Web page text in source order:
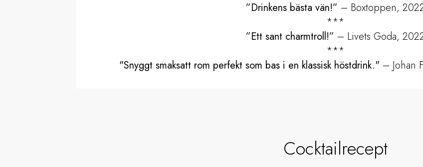
”Drinkens bästa vän!” – Boxtoppen,
***
”Ett sant charmtroll!” – Livets Goda,
***
"Snyggt smaksatt rom perfekt som bas i en klassisk höstdrink." – Johan
Cocktailrecept